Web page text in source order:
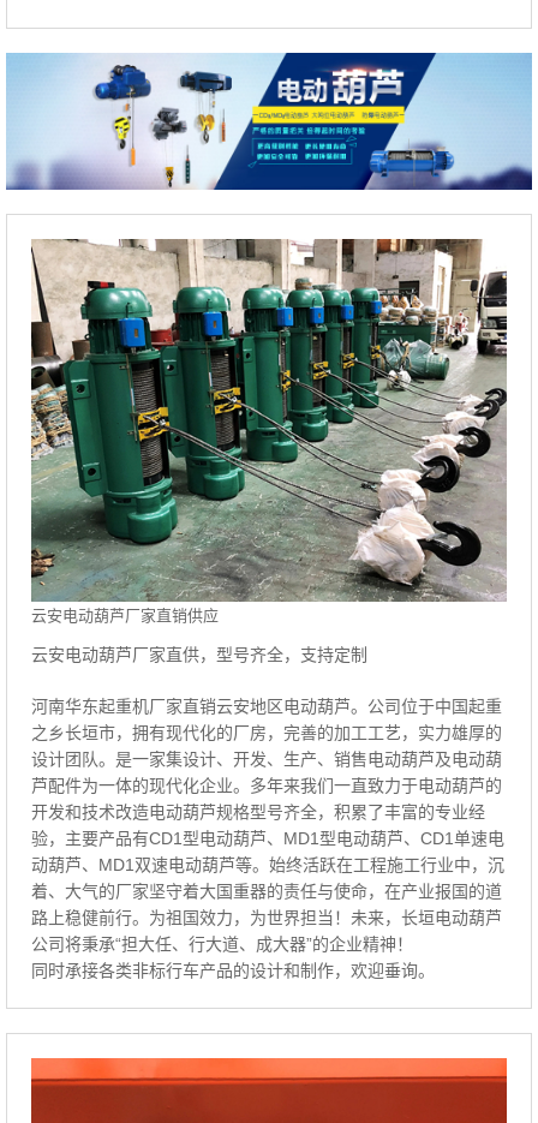
云安电动葫芦厂家直销供应
云安电动葫芦厂家直供，型号齐全，支持定制
河南华东起重机厂家直销云安地区电动葫芦。公司位于中国起重
之乡长垣市，拥有现代化的厂房，完善的加工工艺，实力雄厚的
设计团队。是一家集设计、开发、生产、销售电动葫芦及电动葫
芦配件为一体的现代化企业。多年来我们一直致力于电动葫芦的
开发和技术改造电动葫芦规格型号齐全，积累了丰富的专业经
验，主要产品有CD1型电动葫芦、MD1型电动葫芦、CD1单速电
动葫芦、MD1双速电动葫芦等。始终活跃在工程施工行业中，沉
着、大气的厂家坚守着大国重器的责任与使命，在产业报国的道
路上稳健前行。为祖国效力，为世界担当！未来，长垣电动葫芦
公司将秉承“担大任、行大道、成大器”的企业精神！
同时承接各类非标行车产品的设计和制作，欢迎垂询。